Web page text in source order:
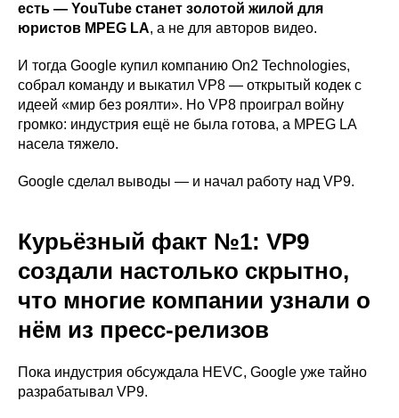
есть — YouTube станет золотой жилой для
юристов MPEG LA, а не для авторов видео.
И тогда Google купил компанию On2 Technologies,
собрал команду и выкатил VP8 — открытый кодек с
идеей «мир без роялти». Но VP8 проиграл войну
громко: индустрия ещё не была готова, а MPEG LA
насела тяжело.
Google сделал выводы — и начал работу над VP9.
Курьёзный факт №1: VP9
создали настолько скрытно,
что многие компании узнали о
нём из пресс-релизов
Пока индустрия обсуждала HEVC, Google уже тайно
разрабатывал VP9.